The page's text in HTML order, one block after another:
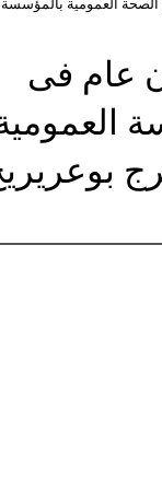
العمومية بالمؤسسة
عام فى